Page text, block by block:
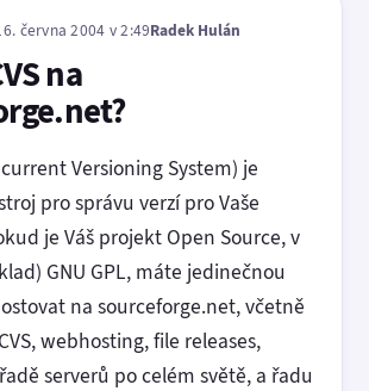
června 2004 v 2:49Radek Hulán
na
Versioning System) je
pro správu verzí pro Vaše
je Váš projekt Open Source, v
GNU GPL, máte jedinečnou
na sourceforge.net, včetně
webhosting, file releases,
serverů po celém světě, a řadu